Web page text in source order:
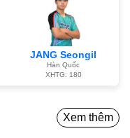
JANG Seongil
Hàn Quốc
XHTG: 180
Xem thêm